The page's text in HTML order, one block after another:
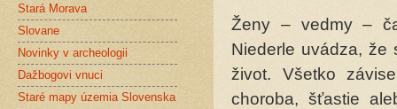
Ženy – vedmy –
Niederle uvádza, že
život. Všetko
choroba, šťastie
Stará Morava
Slovane
Novinky v archeologii
Dažbogovi vnuci
Staré mapy územia Slovenska